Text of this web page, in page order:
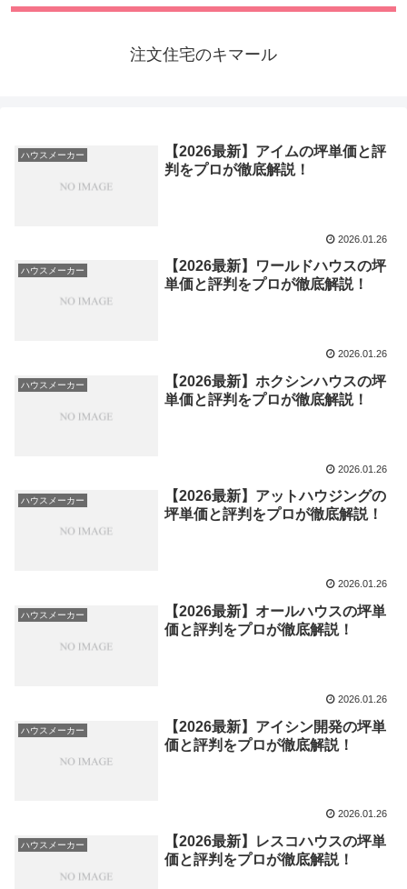
注文住宅のキマール
ハウスメーカー
【2026最新】アイムの坪単価と評
判をプロが徹底解説！
2026.01.26
ハウスメーカー
【2026最新】ワールドハウスの坪
単価と評判をプロが徹底解説！
2026.01.26
ハウスメーカー
【2026最新】ホクシンハウスの坪
単価と評判をプロが徹底解説！
2026.01.26
ハウスメーカー
【2026最新】アットハウジングの
坪単価と評判をプロが徹底解説！
2026.01.26
ハウスメーカー
【2026最新】オールハウスの坪単
価と評判をプロが徹底解説！
2026.01.26
ハウスメーカー
【2026最新】アイシン開発の坪単
価と評判をプロが徹底解説！
2026.01.26
ハウスメーカー
【2026最新】レスコハウスの坪単
価と評判をプロが徹底解説！